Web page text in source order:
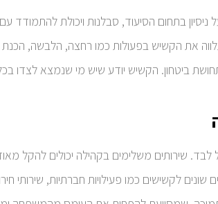
בתחום הסיעוד, סבלנות ויכולת להתמודד
את הקשיש בפעולות כמו רחצה, הלבשה, הכנת
ביטחון. הקשיש יודע שיש מי שנמצא לצדו
שירותים משלימים בקהילה יכולים להקל
שונים לקשישים כמו פעילויות חברתיות, שירותי